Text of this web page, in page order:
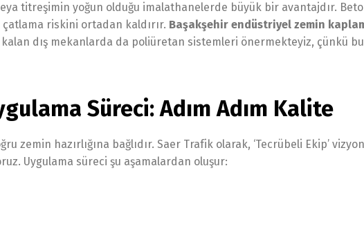
titreşimin yoğun olduğu imalathanelerde büyük bir avantajdır.
riskini ortadan kaldırır. Başakşehir endüstriyel zemin
kalan dış mekanlarda da poliüretan sistemleri önermekteyiz, çünkü bu
Süreci: Adım Adım Kalite
zemin hazırlığına bağlıdır. Saer Trafik olarak, ‘Tecrübeli Ekip’
Uygulama süreci şu aşamalardan oluşur: